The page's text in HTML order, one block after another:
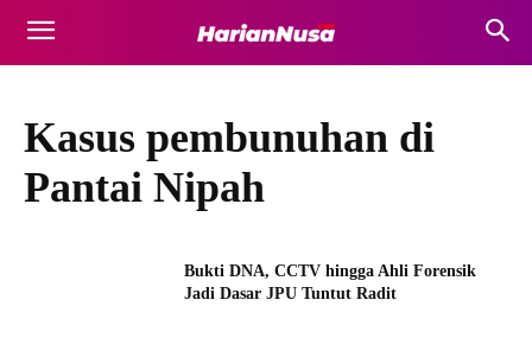
Kasus pembunuhan di
Pantai Nipah
Bukti DNA, CCTV hingga Ahli Forensik
Jadi Dasar JPU Tuntut Radit